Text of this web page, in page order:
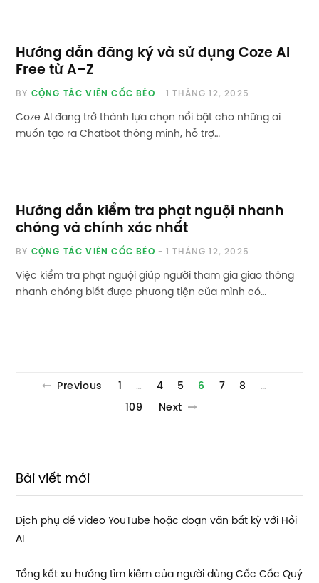
Hướng dẫn đăng ký và sử dụng Coze AI
Free từ A–Z
BY CỘNG TÁC VIÊN CỐC BÉO 1 THÁNG 12, 2025
Coze AI đang trở thành lựa chọn nổi bật cho những ai
muốn tạo ra Chatbot thông minh, hỗ trợ…
Hướng dẫn kiểm tra phạt nguội nhanh
chóng và chính xác nhất
BY CỘNG TÁC VIÊN CỐC BÉO 1 THÁNG 12, 2025
Việc kiểm tra phạt nguội giúp người tham gia giao thông
nhanh chóng biết được phương tiện của mình có…
Previous 1 … 4 5 6 7 8 …
109 Next
Bài viết mới
Dịch phụ đề video YouTube hoặc đoạn văn bất kỳ với Hỏi
AI
Tổng kết xu hướng tìm kiếm của người dùng Cốc Cốc Quý